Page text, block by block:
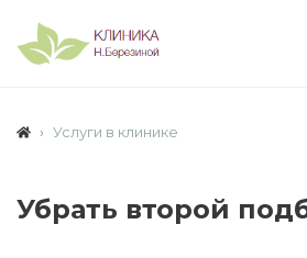
Услуги в клинике
Убрать второй